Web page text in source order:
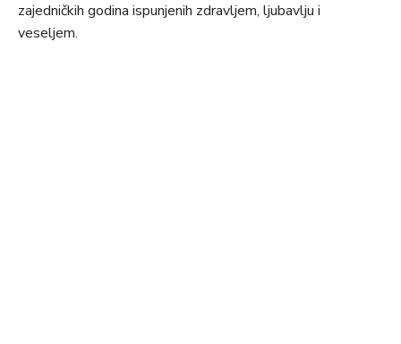
zajedničkih godina ispunjenih zdravljem, ljubavlju i
veseljem.